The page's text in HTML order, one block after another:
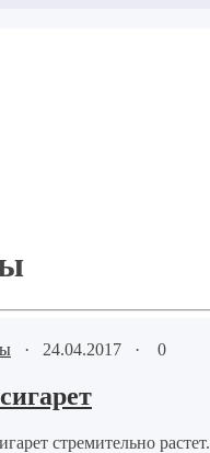
· 24.04.2017 · 0
стремительно